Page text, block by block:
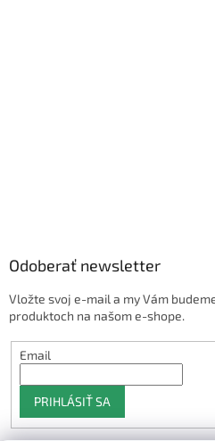
Odoberať newsletter
Vložte svoj e-mail a my Vám
produktoch na našom e-shope.
Email
PRIHLÁSIŤ SA